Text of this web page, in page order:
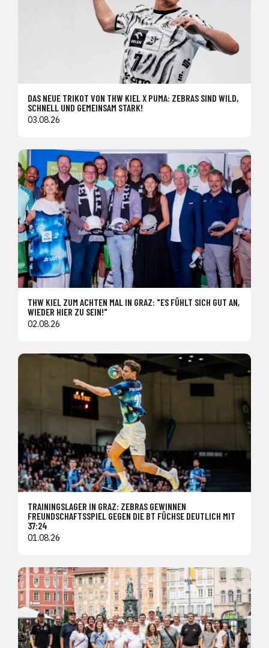
DAS NEUE TRIKOT VON THW KIEL X PUMA: ZEBRAS SIND WILD,
SCHNELL UND GEMEINSAM STARK!
03.08.26
THW KIEL ZUM ACHTEN MAL IN GRAZ: "ES FÜHLT SICH GUT AN,
WIEDER HIER ZU SEIN!"
02.08.26
TRAININGSLAGER IN GRAZ: ZEBRAS GEWINNEN
FREUNDSCHAFTSSPIEL GEGEN DIE BT FÜCHSE DEUTLICH MIT
37:24
01.08.26